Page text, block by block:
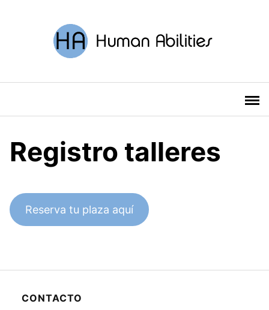
Registro talleres
Reserva tu plaza aquí
CONTACTO